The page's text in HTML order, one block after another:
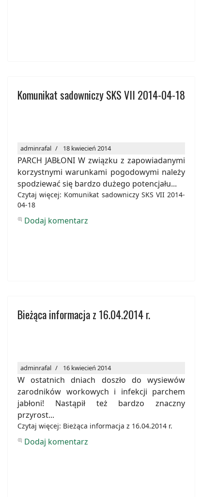
Komunikat sadowniczy SKS VII 2014-04-18
adminrafal 18 kwiecień 2014
PARCH JABŁONI W związku z zapowiadanymi
korzystnymi warunkami pogodowymi należy
spodziewać się bardzo dużego potencjału...
Czytaj więcej: Komunikat sadowniczy SKS VII 2014-
04-18
Dodaj komentarz
Bieżąca informacja z 16.04.2014 r.
adminrafal 16 kwiecień 2014
W ostatnich dniach doszło do wysiewów
zarodników workowych i infekcji parchem
jabłoni! Nastąpił też bardzo znaczny
przyrost...
Czytaj więcej: Bieżąca informacja z 16.04.2014 r.
Dodaj komentarz